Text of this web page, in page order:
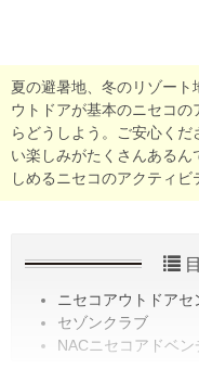
夏の避暑地、冬のリゾー
ウトドアが基本のニセコ
らどうしよう。ご安心く
い楽しみがたくさんある
しめるニセコのアクティビ
ニセコアウトドアセ
セゾンクラブ
NACニセコアドベ